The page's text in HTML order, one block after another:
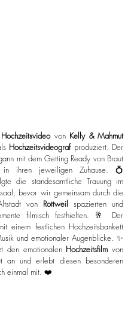
Hochzeitsvideovon Kelly & Mahmut
Hochzeitsvideograf produziert. Der
mit dem Getting Ready von Braut
in ihren jeweiligen Zuhause. 💍
die standesamtliche Trauung im
bevor wir gemeinsam durch die
von Rottweil spazierten und
filmisch festhielten. 🥂 Der
einem festlichen Hochzeitsbankett
und emotionaler Augenblicke. ✨
den emotionalen Hochzeitsfilmvon
an und erlebt diesen besonderen
einmal mit. ❤️